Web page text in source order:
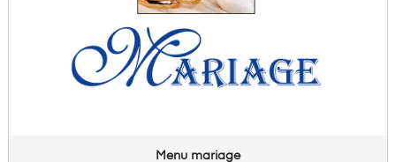
Menu mariage